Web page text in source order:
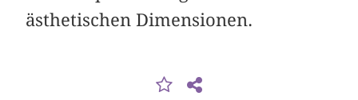
ästhetischen Dimensionen.